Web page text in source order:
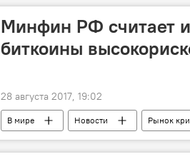
Минфин РФ считает
биткоины
28 августа 2017, 19:02
В мире Новости Рынок